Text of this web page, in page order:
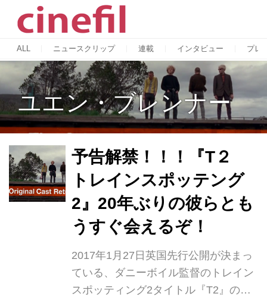
ALL ニュースクリップ 連載 インタビュー プレ
ユエン・ブレンナー
予告解禁！！！『T２
トレインスポッテング
2』20年ぶりの彼らとも
うすぐ会えるぞ！
2017年1月27日英国先行公開が決まっ
ている、ダニーボイル監督のトレイン
スポッティング2タイトル『T2』の特